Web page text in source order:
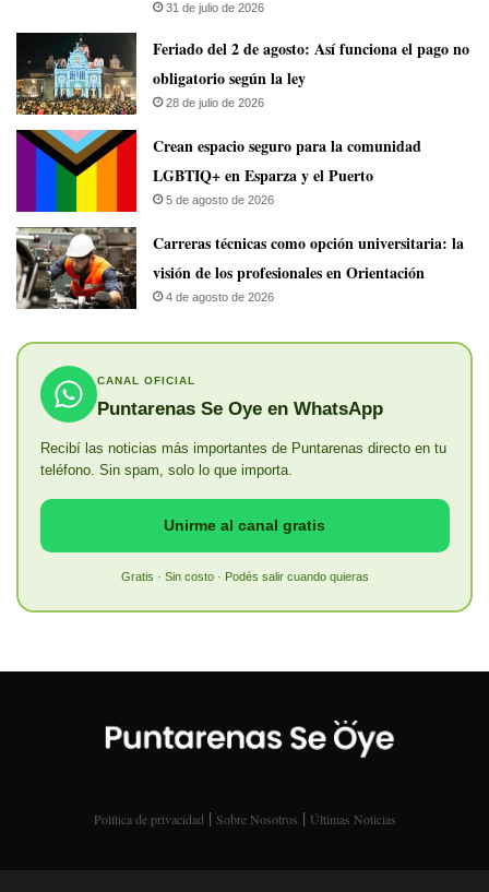
31 de julio de 2026
Feriado del 2 de agosto: Así funciona el pago no
obligatorio según la ley
28 de julio de 2026
Crean espacio seguro para la comunidad
LGBTIQ+ en Esparza y el Puerto
5 de agosto de 2026
Carreras técnicas como opción universitaria: la
visión de los profesionales en Orientación
4 de agosto de 2026
CANAL OFICIAL
Puntarenas Se Oye en WhatsApp
Recibí las noticias más importantes de Puntarenas directo en tu
teléfono. Sin spam, solo lo que importa.
Unirme al canal gratis
Gratis · Sin costo · Podés salir cuando quieras
Política de privacidad | Sobre Nosotros | Últimas Noticias